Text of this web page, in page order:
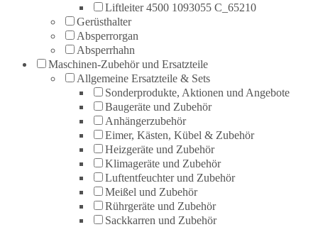
Liftleiter 4500 1093055 C_65210
Gerüsthalter
Absperrorgan
Absperrhahn
Maschinen-Zubehör und Ersatzteile
Allgemeine Ersatzteile & Sets
Sonderprodukte, Aktionen und Angebote
Baugeräte und Zubehör
Anhängerzubehör
Eimer, Kästen, Kübel & Zubehör
Heizgeräte und Zubehör
Klimageräte und Zubehör
Luftentfeuchter und Zubehör
Meißel und Zubehör
Rührgeräte und Zubehör
Sackkarren und Zubehör